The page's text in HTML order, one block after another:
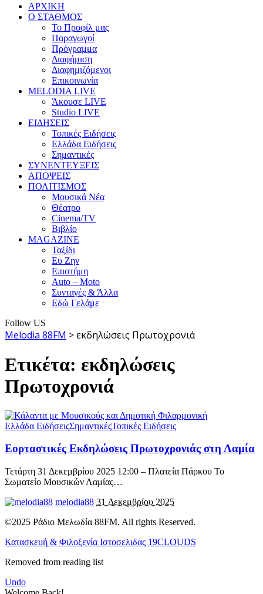
ΑΡΧΙΚΗ
Ο ΣΤΑΘΜΟΣ
Το Προφίλ μας
Παραγωγοί
Πρόγραμμα
Διαφήμιση
Διαφημιζόμενοι
Επικοινωνία
MELODIA LIVE
Άκουσε LIVE
Studio LIVE
ΕΙΔΗΣΕΙΣ
Τοπικές Ειδήσεις
Ελλάδα Ειδήσεις
Σημαντικές
ΣΥΝΕΝΤΕΥΞΕΙΣ
ΑΠΟΨΕΙΣ
ΠΟΛΙΤΙΣΜΟΣ
Μουσικά Νέα
Θέατρο
Cinema/TV
Βιβλίο
MAGAZINE
Ταξίδι
Ευ Ζην
Επιστήμη
Auto – Moto
Συνταγές & Άλλα
Εδώ Γελάμε
Follow US
Melodia 88FM >εκδηλώσεις Πρωτοχρονιά
Ετικέτα: εκδηλώσεις
Πρωτοχρονιά
Ελλάδα ΕιδήσειςΣημαντικέςΤοπικές Ειδήσεις
Εορταστικές Εκδηλώσεις Πρωτοχρονιάς στη Λαμία
Τετάρτη 31 Δεκεμβρίου 2025 12:00 – Πλατεία Πάρκου Το
Σωματείο Μουσικών Λαμίας…
melodia88 31 Δεκεμβρίου 2025
©2025 Ράδιο Μελωδία 88FM. All rights Reserved.
Κατασκευή & Φιλοξενία Ιστοσελιδας 19CLOUDS
Removed from reading list
Undo